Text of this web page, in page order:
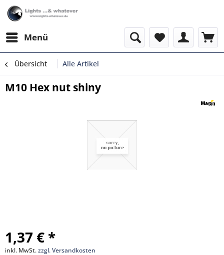
Menü
Übersicht Alle Artikel
M10 Hex nut shiny
1,37 € *
inkl. MwSt.zzgl. Versandkosten